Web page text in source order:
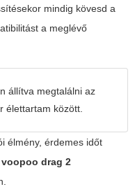
mindig kövesd a
a meglévő
állítva megtalálni az
élettartam között.
élmény, érdemes időt
voopoo drag 2